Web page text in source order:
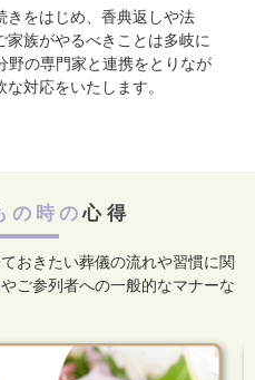
きをはじめ、香典返しや法
族がやるべきことは多岐に
野の専門家と連携をとりなが
対応をいたします。
の時の心得
おきたい葬儀の流れや習慣に関
ご参列者への一般的なマナーな